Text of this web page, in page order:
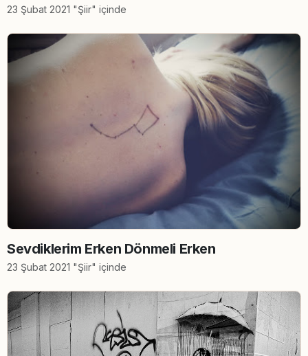
23 Şubat 2021 "Şiir" içinde
Sevdiklerim Erken Dönmeli Erken
23 Şubat 2021 "Şiir" içinde